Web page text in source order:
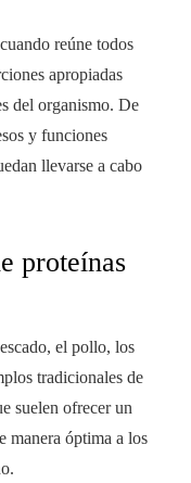
cuando reúne todos
apropiadas
del organismo. De
y funciones
llevarse a cabo
proteínas
el pollo, los
tradicionales de
suelen ofrecer un
manera óptima a los